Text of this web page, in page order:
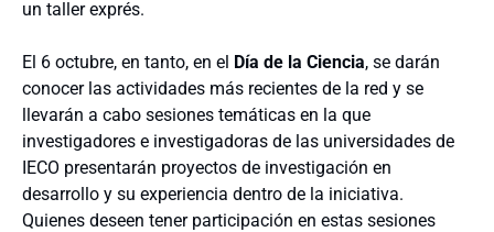
un taller exprés.
El 6 octubre, en tanto, en el Día de la Ciencia, se darán
conocer las actividades más recientes de la red y se
llevarán a cabo sesiones temáticas en la que
investigadores e investigadoras de las universidades de
IECO presentarán proyectos de investigación en
desarrollo y su experiencia dentro de la iniciativa.
Quienes deseen tener participación en estas sesiones